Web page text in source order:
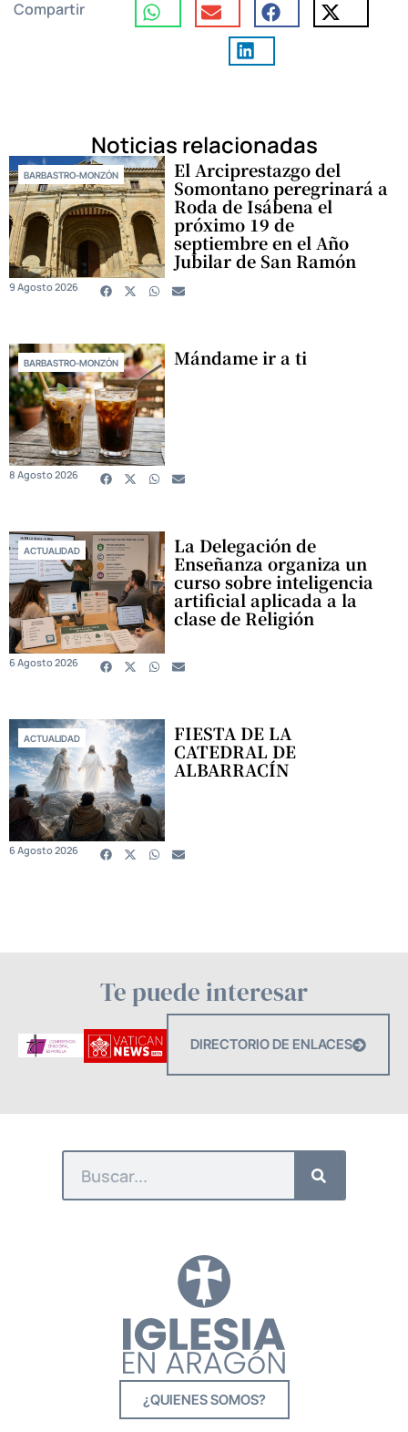
Compartir
Noticias relacionadas
BARBASTRO-MONZÓN El Arciprestazgo del
Somontano peregrinará a
Roda de Isábena el
próximo 19 de
septiembre en el Año
Jubilar de San Ramón
9 Agosto 2026
BARBASTRO-MONZÓN Mándame ir a ti
8 Agosto 2026
ACTUALIDAD La Delegación de
Enseñanza organiza un
curso sobre inteligencia
artificial aplicada a la
clase de Religión
6 Agosto 2026
ACTUALIDAD FIESTA DE LA
CATEDRAL DE
ALBARRACÍN
6 Agosto 2026
Te puede interesar
DIRECTORIO DE ENLACES
¿QUIENES SOMOS?